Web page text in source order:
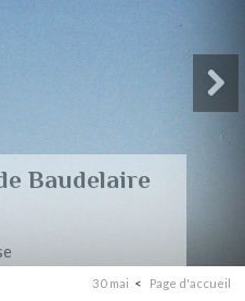
Baudelaire
30 mai Page d'accueil